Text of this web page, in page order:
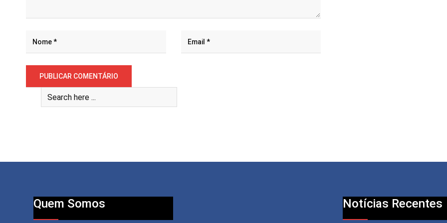
Quem Somos Notícias Recentes